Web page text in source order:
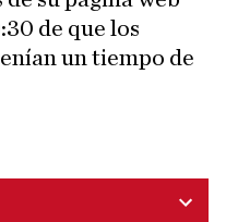
de que los
un tiempo de